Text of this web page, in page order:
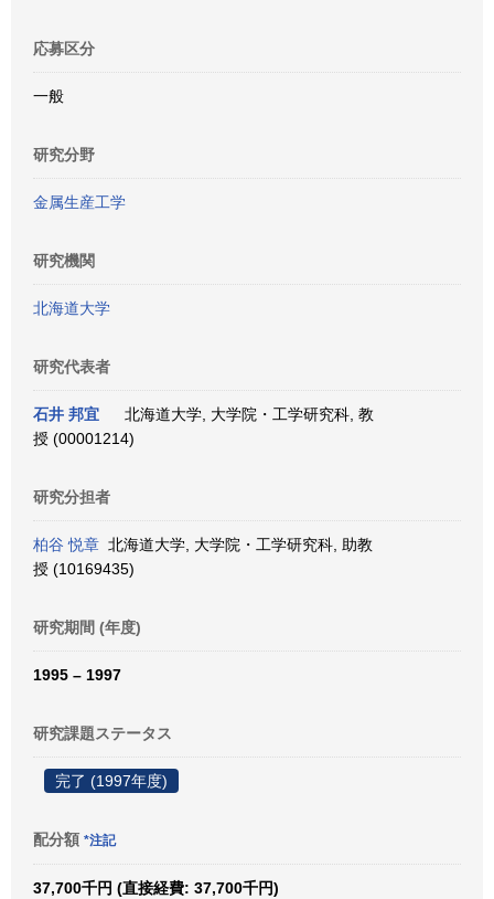
応募区分
一般
研究分野
金属生産工学
研究機関
北海道大学
研究代表者
石井 邦宜
北海道大学, 大学院・工学研究科, 教
授 (00001214)
研究分担者
柏谷 悦章 北海道大学, 大学院・工学研究科, 助教
授 (10169435)
研究期間 (年度)
1995 – 1997
研究課題ステータス
完了 (1997年度)
配分額 *注記
37,700千円 (直接経費: 37,700千円)